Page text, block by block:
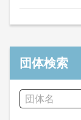
団体検索